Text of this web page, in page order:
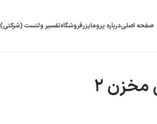
صفحه اصلیدرباره پرومایزرفروشگاهتفسیر ولتست (شرکتی)
۲